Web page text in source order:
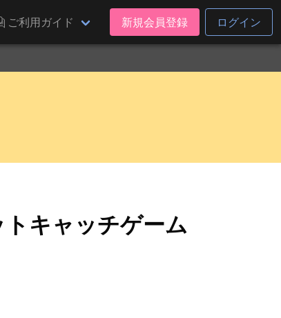
ご利用ガイド 新規会員登録 ログイン
トキャッチゲーム